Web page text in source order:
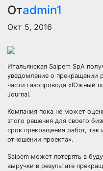
Отadmin1
Окт 5, 2016
Итальянская Saipem SpA
уведомление о прекращении
части газопровода «Южный
Journal.
Компания пока не может
этого решения для своего
срок прекращения работ, так
отношении проекта».
Saipem может потерять в
выручки в результате